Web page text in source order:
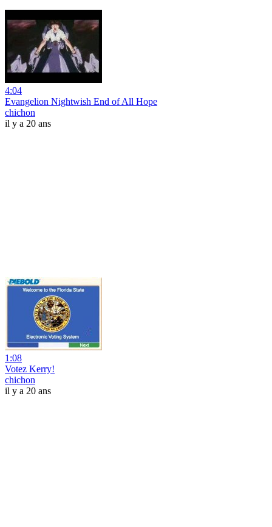
4:04
Evangelion Nightwish End of All Hope
chichon
il y a 20 ans
1:08
Votez Kerry!
chichon
il y a 20 ans